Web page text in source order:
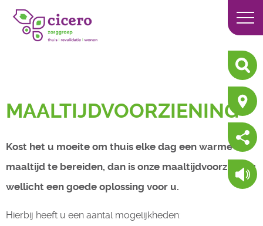
MAALTIJDVOORZIENING
Kost het u moeite om thuis elke dag een warme
maaltijd te bereiden, dan is onze maaltijdvoorziening
wellicht een goede oplossing voor u.
Hierbij heeft u een aantal mogelijkheden: